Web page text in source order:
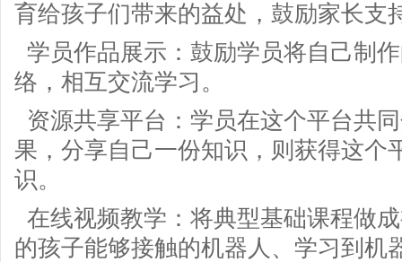
育给孩子们带来的益处，鼓励家长支
学员作品展示：鼓励学员将自己制
络，相互交流学习。
资源共享平台：学员在这个平台共
果，分享自己一份知识，则获得这个
识。
在线视频教学：将典型基础课程做
的孩子能够接触的机器人、学习到机